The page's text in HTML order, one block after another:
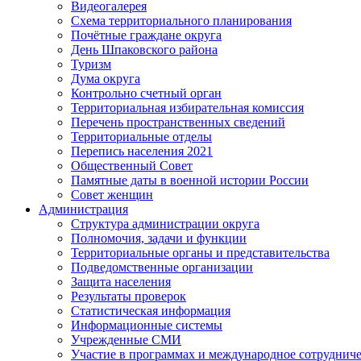
Видеогалерея
Схема территориального планирования
Почётные граждане округа
День Шпаковского района
Туризм
Дума округа
Контрольно счетный орган
Территориальная избирательная комиссия
Перечень пространственных сведений
Территориальные отделы
Перепись населения 2021
Общественный Совет
Памятные даты в военной истории России
Совет женщин
Администрация
Структура администрации округа
Полномочия, задачи и функции
Территориальные органы и представительства
Подведомственные организации
Защита населения
Результаты проверок
Статистическая информация
Информационные системы
Учрежденные СМИ
Участие в программах и международное